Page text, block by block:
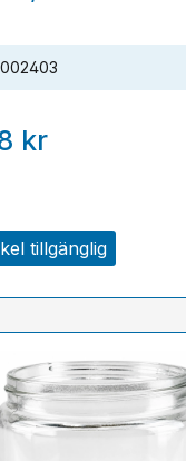
tillgänglig
kr